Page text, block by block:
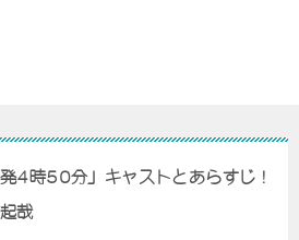
4時50分」キャストとあらすじ！
哉